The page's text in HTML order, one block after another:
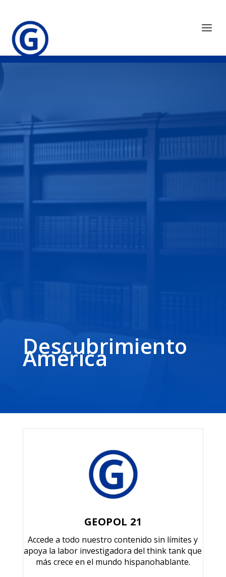
Descubrimiento
América
GEOPOL 21
Accede a todo nuestro contenido sin límites y
apoya la labor investigadora del think tank que
más crece en el mundo hispanohablante.